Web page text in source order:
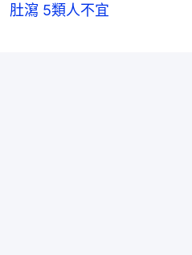
肚瀉 5類人不宜